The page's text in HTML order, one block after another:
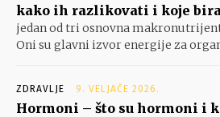
kako ih razlikovati i koje
jedan od tri osnovna
Oni su glavni izvor energije za
ZDRAVLJE 9. VELJAČE 2026.
Hormoni – što su hormoni i